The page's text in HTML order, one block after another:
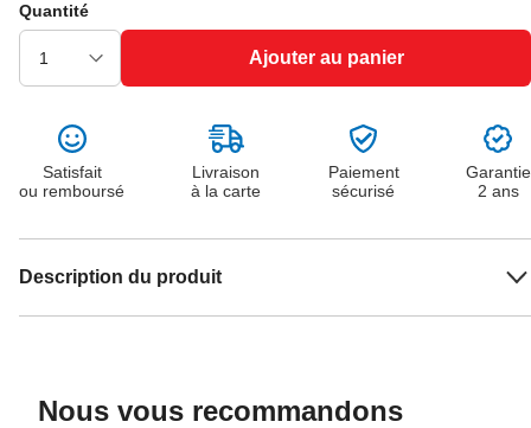
Quantité
Ajouter au panier
Satisfait
ou remboursé
Livraison
à la carte
Paiement
sécurisé
Garantie
2 ans
Description du produit
Nous vous recommandons